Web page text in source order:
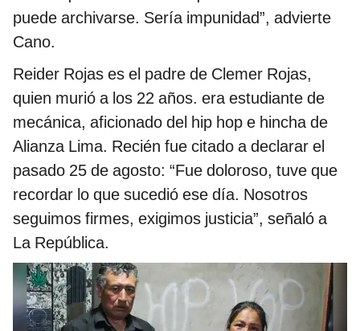
puede archivarse. Sería impunidad”, advierte
Cano.
Reider Rojas es el padre de Clemer Rojas,
quien murió a los 22 años. era estudiante de
mecánica, aficionado del hip hop e hincha de
Alianza Lima. Recién fue citado a declarar el
pasado 25 de agosto: “Fue doloroso, tuve que
recordar lo que sucedió ese día. Nosotros
seguimos firmes, exigimos justicia”, señaló a
La República.